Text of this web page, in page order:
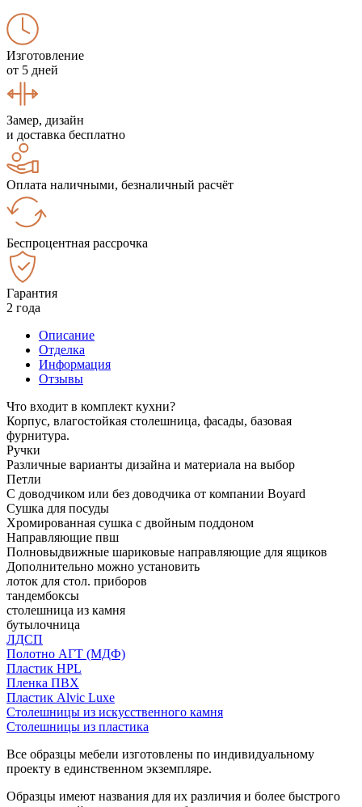
Изготовление
от 5 дней
Замер, дизайн
и доставка бесплатно
Оплата наличными, безналичный расчёт
Беспроцентная рассрочка
Гарантия
2 года
Описание
Отделка
Информация
Отзывы
Что входит в комплект кухни?
Корпус, влагостойкая столешница, фасады, базовая
фурнитура.
Ручки
Различные варианты дизайна и материала на выбор
Петли
С доводчиком или без доводчика от компании Boyard
Сушка для посуды
Хромированная сушка с двойным поддоном
Направляющие пвш
Полновыдвижные шариковые направляющие для ящиков
Дополнительно можно установить
лоток для стол. приборов
тандембоксы
столешница из камня
бутылочница
ЛДСП
Полотно АГТ (МДФ)
Пластик HPL
Пленка ПВХ
Пластик Alvic Luxe
Столешницы из искусственного камня
Столешницы из пластика
Все образцы мебели изготовлены по индивидуальному
проекту в единственном экземпляре.
Образцы имеют названия для их различия и более быстрого